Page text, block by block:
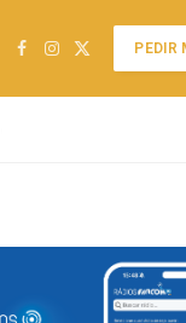
Facebook
Instagram
X
PEDIR